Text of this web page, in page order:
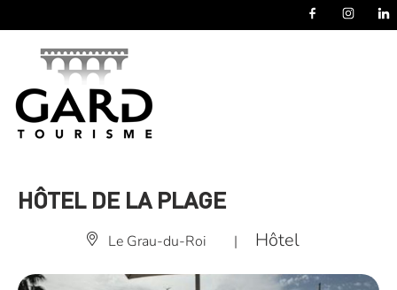
HÔTEL DE LA PLAGE
Le Grau-du-Roi | Hôtel